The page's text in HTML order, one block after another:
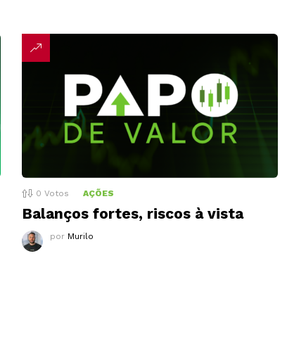
0 Votos AÇÕES
Balanços fortes, riscos à vista
por Murilo